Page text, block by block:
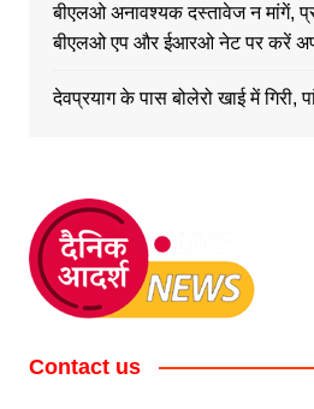
बीएलओ अनावश्यक दस्तावेज न मांगें,
बीएलओ एप और ईआरओ नेट पर करें
देवप्रयाग के पास बोलेरो खाई में गिरी,
Contact us